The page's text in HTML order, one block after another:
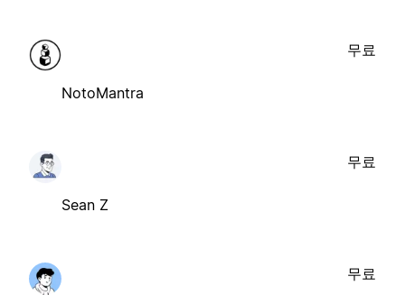
NotoMantra
무료
Sean Z
무료
무료